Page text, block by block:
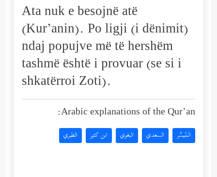
Ata nuk e besojnë atë
(Kur’anin). Po ligji (i dënimit)
ndaj popujve më të hershëm
tashmë është i provuar (se si i
shkatërroi Zoti).
Arabic explanations of the Qur’an:
المُيسَّر السعدي البغوي ابن كثير الطبري